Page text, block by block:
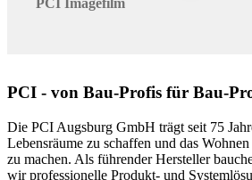
PCI Imagefilm
PCI - von Bau-Profis für Bau-
Die PCI Augsburg GmbH trägt seit 75
Lebensräume zu schaffen und das
zu machen. Als führender Hersteller
wir professionelle Produkt- und